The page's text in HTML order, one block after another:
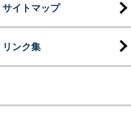
サイトマップ
リンク集